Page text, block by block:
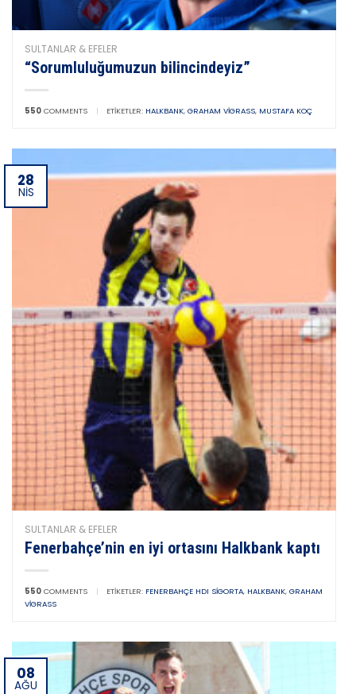
SULTANLAR & EFELER
“Sorumluluğumuzun bilincindeyiz”
550 COMMENTS | ETIKETLER: HALKBANK, GRAHAM VIGRASS, MUSTAFA KOÇ
28
NIS
SULTANLAR & EFELER
Fenerbahçe’nin en iyi ortasını Halkbank kaptı
550 COMMENTS | ETIKETLER: FENERBAHÇE HDI SIGORTA, HALKBANK, GRAHAM
VIGRASS
08
AĞU